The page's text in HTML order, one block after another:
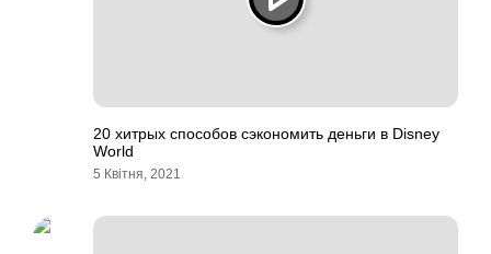
20 хитрых способов сэкономить деньги в Disney
World
5 Квітня, 2021